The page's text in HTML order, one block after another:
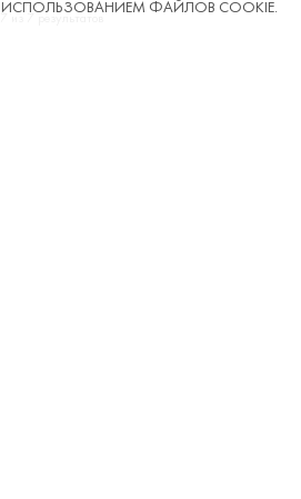
ФАЙЛОВ COOKIE.